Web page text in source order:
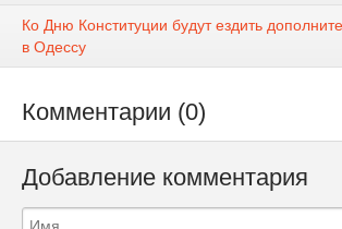
Ко Дню Конституции будут ездить
в Одессу
Комментарии (0)
Добавление комментария